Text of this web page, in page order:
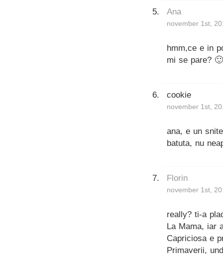
Ana
november 1st,
hmm,ce e in
mi se pare? 🙂
cookie
november 1st,
ana, e un
batuta, nu
Florin
november 1st,
really? ti-a
La Mama, iar
Capriciosa e
Primaverii,